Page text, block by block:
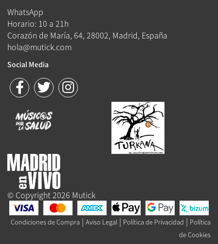
WhatsApp
Horario: 10 a 21h
Corazón de María, 64, 28002, Madrid, España
hola@mutick.com
Social Media
© Copyright 2026 Mutick
Condiciones de Compra | Aviso Legal | Política de Privacidad | Política
de Cookies